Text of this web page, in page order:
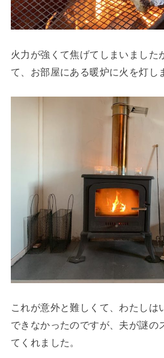
火力が強くて焦げてしまいました
て、お部屋にある暖炉に火を灯し
これが意外と難しくて、わたしは
できなかったのですが、夫が謎の
てくれました。